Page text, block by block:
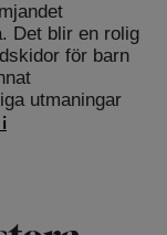
Det blir en rolig
för barn
utmaningar